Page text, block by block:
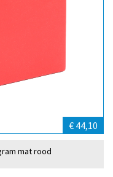
€ 44,10
mat rood